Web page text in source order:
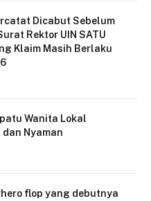
Dicabut Sebelum
Rektor UIN SATU
Klaim Masih Berlaku
Wanita Lokal
Nyaman
flop yang debutnya